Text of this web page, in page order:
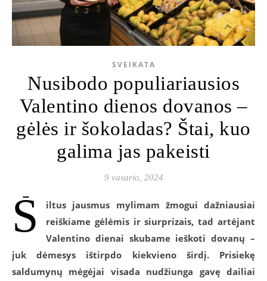
SVEIKATA
Nusibodo populiariausios
Valentino dienos dovanos –
gėlės ir šokoladas? Štai, kuo
galima jas pakeisti
9 vasario, 2024
Š
iltus jausmus mylimam žmogui dažniausiai
reiškiame gėlėmis ir siurprizais, tad artėjant
Valentino dienai skubame ieškoti dovanų –
juk dėmesys ištirpdo kiekvieno širdį. Prisiekę
saldumynų mėgėjai visada nudžiunga gavę dailiai